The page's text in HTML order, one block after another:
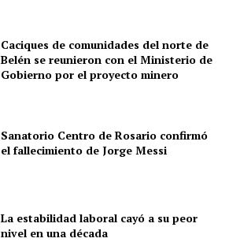
Caciques de comunidades del norte de
Belén se reunieron con el Ministerio de
Gobierno por el proyecto minero
Sanatorio Centro de Rosario confirmó
el fallecimiento de Jorge Messi
La estabilidad laboral cayó a su peor
nivel en una década